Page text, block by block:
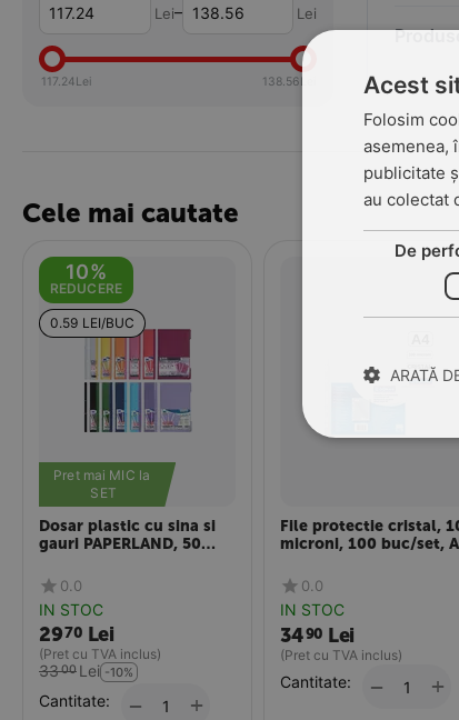
Lei– Lei
117.24Lei 138.56Lei
Cele mai cautate
Pret mai MIC la
SET
10%
REDUCERE
0.59 LEI/BUC
Dosar plastic cu sina si
gauri PAPERLAND, 50
0.0
IN STOC
2970 Lei
(Pret cu TVA inclus)
3300 Lei -10%
Cantitate: +
−
File protectie cristal,
microni, 100 buc/set,
0.0
IN STOC
3490 Lei
(Pret cu TVA inclus)
Cantitate: +
−
Acest
Folosim
asemenea,
publicitate
au colectat
De
ARATĂ